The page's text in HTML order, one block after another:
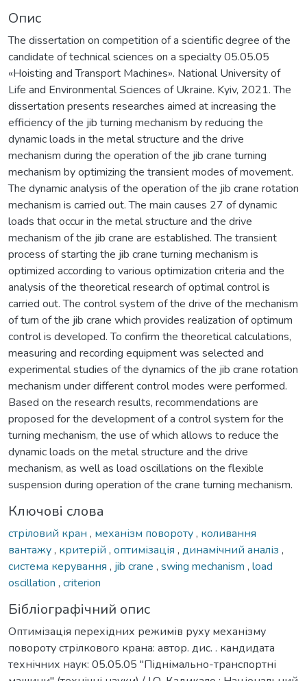
Опис
The dissertation on competition of a scientific degree of the
candidate of technical sciences on a specialty 05.05.05
«Hoisting and Transport Machines». National University of
Life and Environmental Sciences of Ukraine. Kyiv, 2021. The
dissertation presents researches aimed at increasing the
efficiency of the jib turning mechanism by reducing the
dynamic loads in the metal structure and the drive
mechanism during the operation of the jib crane turning
mechanism by optimizing the transient modes of movement.
The dynamic analysis of the operation of the jib crane rotation
mechanism is carried out. The main causes 27 of dynamic
loads that occur in the metal structure and the drive
mechanism of the jib crane are established. The transient
process of starting the jib crane turning mechanism is
optimized according to various optimization criteria and the
analysis of the theoretical research of optimal control is
carried out. The control system of the drive of the mechanism
of turn of the jib crane which provides realization of optimum
control is developed. To confirm the theoretical calculations,
measuring and recording equipment was selected and
experimental studies of the dynamics of the jib crane rotation
mechanism under different control modes were performed.
Based on the research results, recommendations are
proposed for the development of a control system for the
turning mechanism, the use of which allows to reduce the
dynamic loads on the metal structure and the drive
mechanism, as well as load oscillations on the flexible
suspension during operation of the crane turning mechanism.
Ключові слова
cтрілoвий кран , механізм повороту, коливання
вантажу, критерій , оптимізація , динамічний аналіз ,
система керування , jib crane , swing mechanism , load
oscillation , criterion
Бібліографічний опис
Оптимізація перехідних режимів руху механізму
повороту стрілкового крана: автор. дис. . кандидата
технічних наук: 05.05.05 "Піднімально-транспортні